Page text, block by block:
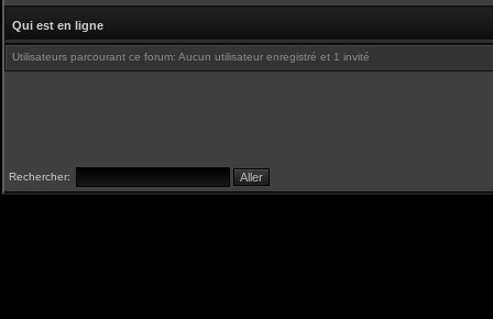
Qui est en ligne
Utilisateurs parcourant ce forum: Aucun utilisateur enregistré et 1 invité
Rechercher: